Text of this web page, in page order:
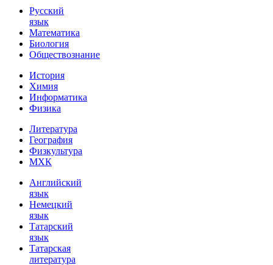
Русский
язык
Математика
Биология
Обществознание
История
Химия
Информатика
Физика
Литература
География
Физкультура
МХК
Английский
язык
Немецкий
язык
Татарский
язык
Татарская
литература